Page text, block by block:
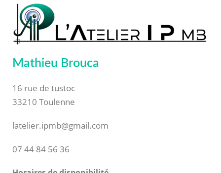
Mathieu Brouca
16 rue de tustoc
33210 Toulenne
latelier.ipmb@gmail.com
07 44 84 56 36